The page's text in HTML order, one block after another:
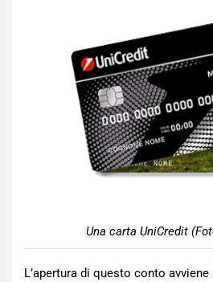
Una carta UniCredit
L’apertura di questo conto